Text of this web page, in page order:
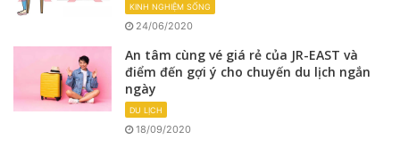
KINH NGHIỆM SỐNG
24/06/2020
An tâm cùng vé giá rẻ của JR-EAST và
điểm đến gợi ý cho chuyến du lịch ngắn
ngày
DU LỊCH
18/09/2020